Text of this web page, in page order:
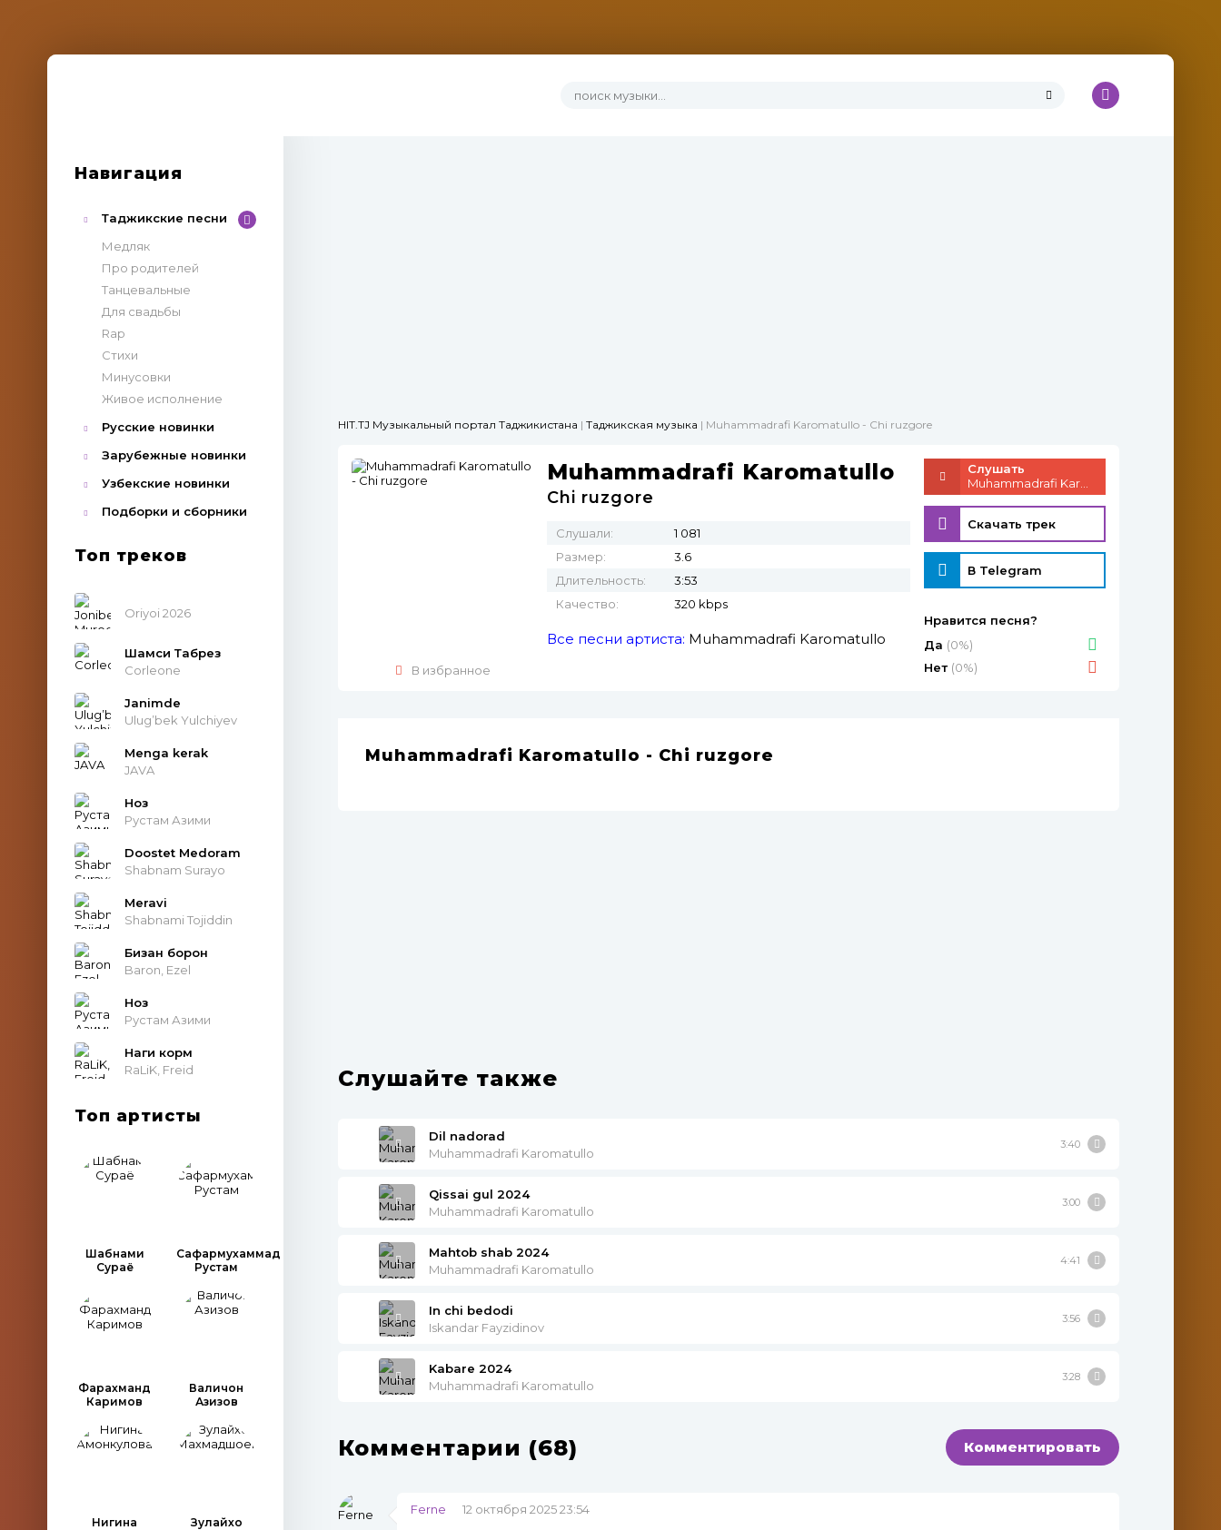
Навигация
Таджикские песни
Медляк
Про родителей
Танцевальные
Для свадьбы
Rap
Стихи
Минусовки
Живое исполнение
Русские новинки
Зарубежные новинки
Узбекские новинки
Подборки и сборники
Топ треков
Oriyoi 2026
Шамси Табрез
Corleone
Janimde
Ulug’bek Yulchiyev
Menga kerak
JAVA
Ноз
Рустам Азими
Doostet Medoram
Shabnam Surayo
Meravi
Shabnami Tojiddin
Бизан борон
Baron, Ezel
Ноз
Рустам Азими
Наги корм
RaLiK, Freid
Топ артисты
Шабнами
Сураё
Сафармухаммад
Рустам
Фарахманд
Каримов
Валичон
Азизов
Нигина
Зулайхо
HIT.TJ Музыкальный портал Таджикистана | Таджикская музыка | Muhammadrafi Karomatullo - Chi ruzgore
В избранное
Muhammadrafi Karomatullo
Chi ruzgore
Слушали:
1 081
Размер:
3.6
Длительность:
3:53
Качество:
320 kbps
Все песни артиста: Muhammadrafi Karomatullo
Слушать
Скачать трек
В Telegram
Нравится песня?
Да (0%)
Нет (0%)
Muhammadrafi Karomatullo - Chi ruzgore
Слушайте также
Dil nadorad
Muhammadrafi Karomatullo
3:40
Qissai gul 2024
Muhammadrafi Karomatullo
3:00
Mahtob shab 2024
Muhammadrafi Karomatullo
4:41
In chi bedodi
Iskandar Fayzidinov
3:56
Kabare 2024
Muhammadrafi Karomatullo
3:28
Комментарии (68) Комментировать
Ferne
12 октября 2025 23:54